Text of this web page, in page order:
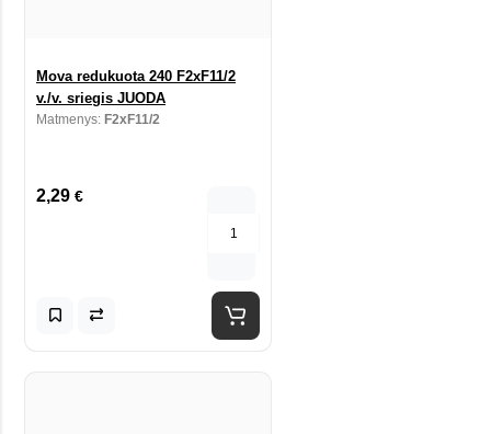
Mova redukuota 240 F2xF11/2
v./v. sriegis JUODA
Matmenys: F2xF11/2
2,29 €